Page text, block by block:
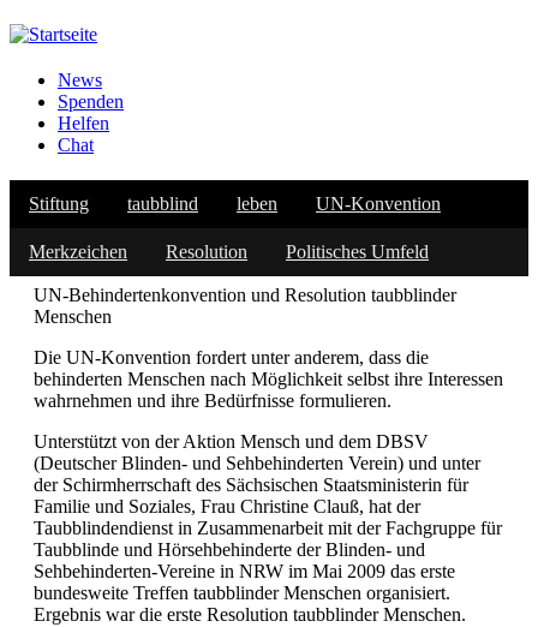
Direkt
Inhalt
Netzwerk
News
Spenden
Helfen
Chat
Stiftung taubblind leben UN-Konvention
Merkzeichen Resolution Politisches Umfeld
Resolution taubblinder Menschen
UN-Behindertenkonvention und Resolution taubblinder
Menschen
Die UN-Konvention fordert unter anderem, dass die
behinderten Menschen nach Möglichkeit selbst ihre Interessen
wahrnehmen und ihre Bedürfnisse formulieren.
Unterstützt von der Aktion Mensch und dem DBSV
(Deutscher Blinden- und Sehbehinderten Verein) und unter
der Schirmherrschaft des Sächsischen Staatsministerin für
Familie und Soziales, Frau Christine Clauß, hat der
Taubblindendienst in Zusammenarbeit mit der Fachgruppe für
Taubblinde und Hörsehbehinderte der Blinden- und
Sehbehinderten-Vereine in NRW im Mai 2009 das erste
bundesweite Treffen taubblinder Menschen organisiert.
Ergebnis war die erste Resolution taubblinder Menschen.